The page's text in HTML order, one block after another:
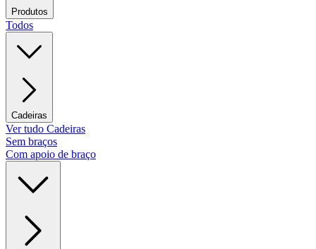
Produtos
Todos
Cadeiras
Ver tudo Cadeiras
Sem braços
Com apoio de braço